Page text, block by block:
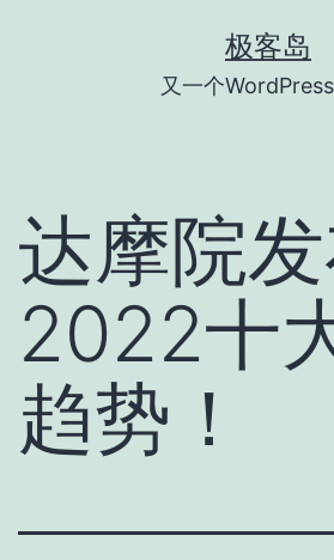
极客岛
又一个
达摩院
2022十
趋势！